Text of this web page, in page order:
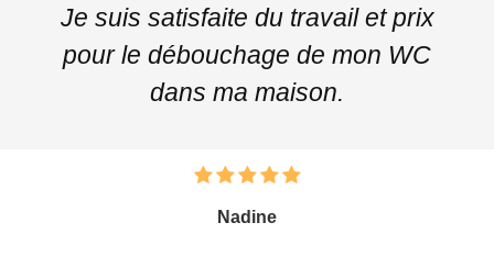
Je suis satisfaite du travail et prix
pour le débouchage de mon WC
dans ma maison.
Nadine